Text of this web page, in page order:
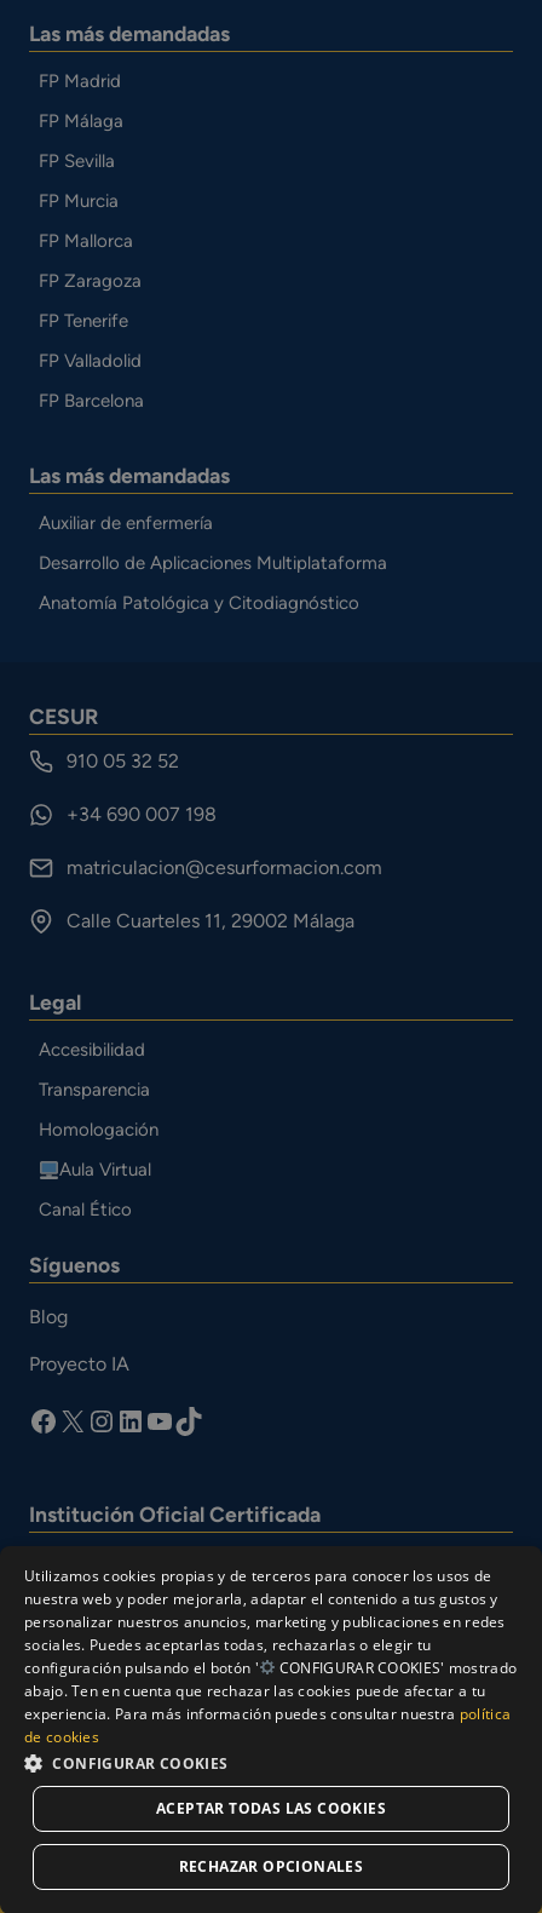
Las más demandadas
FP Madrid
FP Málaga
FP Sevilla
FP Murcia
FP Mallorca
FP Zaragoza
FP Tenerife
FP Valladolid
FP Barcelona
Las más demandadas
Auxiliar de enfermería
Desarrollo de Aplicaciones Multiplataforma
Anatomía Patológica y Citodiagnóstico
CESUR
910 05 32 52
+34 690 007 198
matriculacion@cesurformacion.com
Calle Cuarteles 11, 29002 Málaga
Legal
Accesibilidad
Transparencia
Homologación
Aula Virtual
Canal Ético
Síguenos
Blog
Proyecto IA
facebook
X Instagram
LinkedIn
YouTube
TikTok
Institución Oficial Certificada
Aviso Legal
Política de Cookies
Solicitar Información
Utilizamos cookies propias y de terceros para conocer los usos de
nuestra web y poder mejorarla, adaptar el contenido a tus gustos y
personalizar nuestros anuncios, marketing y publicaciones en redes
sociales. Puedes aceptarlas todas, rechazarlas o elegir tu
configuración pulsando el botón '
CONFIGURAR COOKIES' mostrado
abajo. Ten en cuenta que rechazar las cookies puede afectar a tu
experiencia. Para más información puedes consultar nuestra política
de cookies
CONFIGURAR COOKIES
ACEPTAR TODAS LAS COOKIES
RECHAZAR OPCIONALES